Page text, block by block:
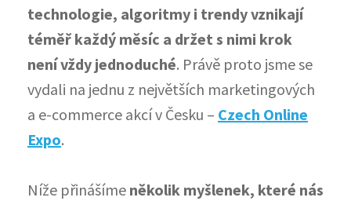
technologie, algoritmy i trendy vznikají
téměř každý měsíc a držet s nimi krok
není vždy jednoduché. Právě proto jsme se
vydali na jednu z největších marketingových
a e-commerce akcí v Česku – Czech Online
Expo.
Níže přinášíme několik myšlenek, které nás